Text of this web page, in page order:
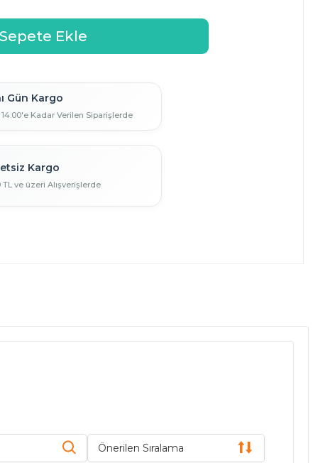
Gün Kargo
14:00'e Kadar Verilen Siparişlerde
Kargo
TL ve üzeri Alışverişlerde
Önerilen Sıralama